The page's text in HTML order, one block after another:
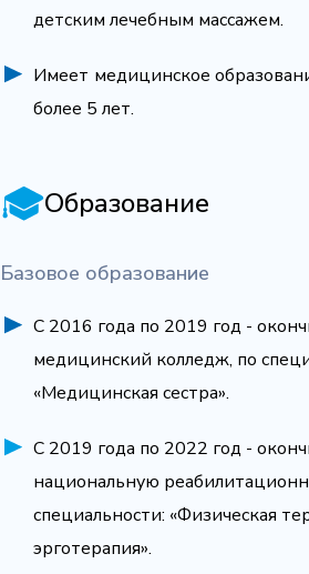
детским лечебным массажем.
Имеет медицинское
более 5 лет.
Образование
Базовое образование
С 2016 года по 2019 год -
медицинский колледж, по
«Медицинская сестра».
С 2019 года по 2022 год -
национальную
специальности: «Физическая
эрготерапия».